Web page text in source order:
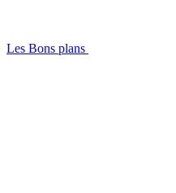
Les Bons plans